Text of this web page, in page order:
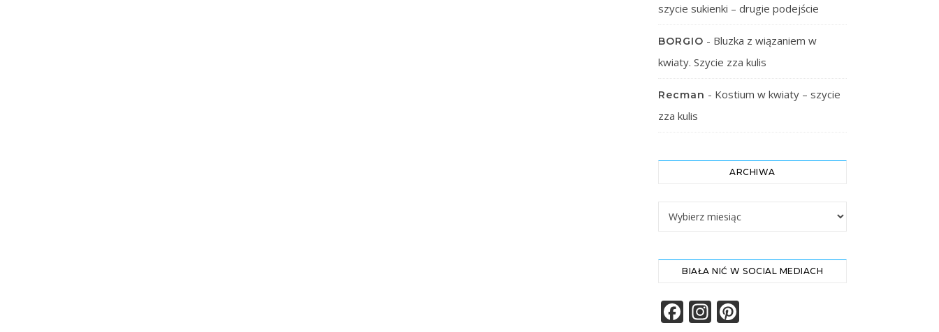
szycie sukienki – drugie podejście
BORGIO - Bluzka z wiązaniem w
kwiaty. Szycie zza kulis
Recman - Kostium w kwiaty – szycie
zza kulis
ARCHIWA
BIAŁA NIĆ W SOCIAL MEDIACH
Facebook
Instagram